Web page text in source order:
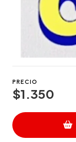
PRECIO
$1.350